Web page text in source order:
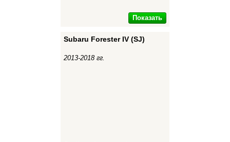
Показать
Subaru Forester IV (SJ)
2013-2018 гг.